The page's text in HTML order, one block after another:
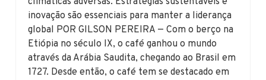
inovação são essenciais para manter a liderança
global POR GILSON PEREIRA — Com o berço na
Etiópia no século IX, o café ganhou o mundo
através da Arábia Saudita, chegando ao Brasil em
1727. Desde então, o café tem se destacado em